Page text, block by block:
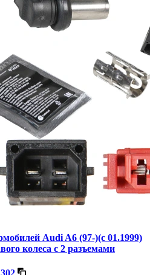
Audi A6 (97-)(с 01.1999)
колеса с 2 разъемами